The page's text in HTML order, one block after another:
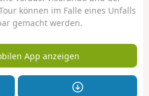
können im Falle eines Unfalls
gemacht werden.
App anzeigen